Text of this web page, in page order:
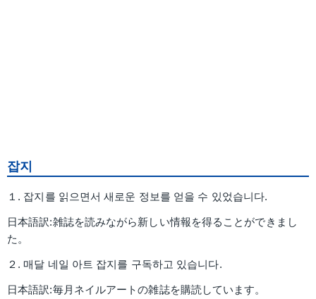
잡지
１. 잡지를 읽으면서 새로운 정보를 얻을 수 있었습니다.
日本語訳:雑誌を読みながら新しい情報を得ることができまし
た。
２. 매달 네일 아트 잡지를 구독하고 있습니다.
日本語訳:毎月ネイルアートの雑誌を購読しています。